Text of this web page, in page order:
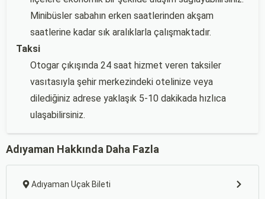
Minibüsler sabahın erken saatlerinden akşam
saatlerine kadar sık aralıklarla çalışmaktadır.
Taksi
Otogar çıkışında 24 saat hizmet veren taksiler
vasıtasıyla şehir merkezindeki otelinize veya
dilediğiniz adrese yaklaşık 5-10 dakikada hızlıca
ulaşabilirsiniz.
Adıyaman Hakkında Daha Fazla
Adıyaman Uçak Bileti